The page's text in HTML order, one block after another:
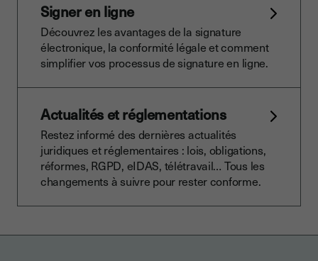
Signer en ligne
Découvrez les avantages de la signature
électronique, la conformité légale et comment
simplifier vos processus de signature en ligne.
Actualités et réglementations
Restez informé des dernières actualités
juridiques et réglementaires : lois, obligations,
réformes, RGPD, eIDAS, télétravail… Tous les
changements à suivre pour rester conforme.